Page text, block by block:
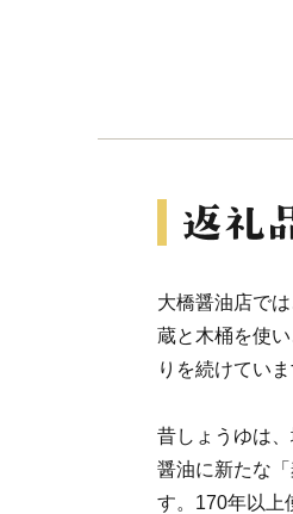
大橋醤油店で
蔵と木桶を使
りを続けていま
昔しょうゆは
醤油に新たな
す。170年以上